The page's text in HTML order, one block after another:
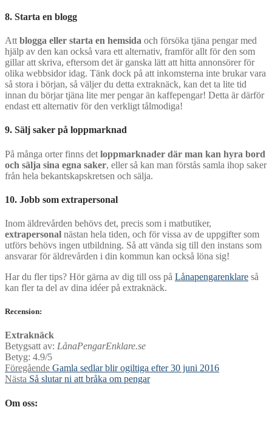
8. Starta en blogg
Att blogga eller starta en hemsida och försöka tjäna pengar med
hjälp av den kan också vara ett alternativ, framför allt för den som
gillar att skriva, eftersom det är ganska lätt att hitta annonsörer för
olika webbsidor idag. Tänk dock på att inkomsterna inte brukar vara
så stora i början, så väljer du detta extraknäck, kan det ta lite tid
innan du börjar tjäna lite mer pengar än kaffepengar! Detta är därför
endast ett alternativ för den verkligt tålmodiga!
9. Sälj saker på loppmarknad
På många orter finns det loppmarknader där man kan hyra bord
och sälja sina egna saker, eller så kan man förstås samla ihop saker
från hela bekantskapskretsen och sälja.
10. Jobb som extrapersonal
Inom äldrevården behövs det, precis som i matbutiker,
extrapersonal nästan hela tiden, och för vissa av de uppgifter som
utförs behövs ingen utbildning. Så att vända sig till den instans som
ansvarar för äldrevården i din kommun kan också löna sig!
Har du fler tips? Hör gärna av dig till oss på Lånapengarenklare så
kan fler ta del av dina idéer på extraknäck.
Recension:
Extraknäck
Betygsatt av: LånaPengarEnklare.se
Betyg: 4.9/5
Inläggsnavigering
Föregående Föregående
inlägg:
Gamla sedlar blir ogiltiga efter 30 juni 2016
Nästa Nästa
Så slutar ni att bråka om pengar
Om oss: